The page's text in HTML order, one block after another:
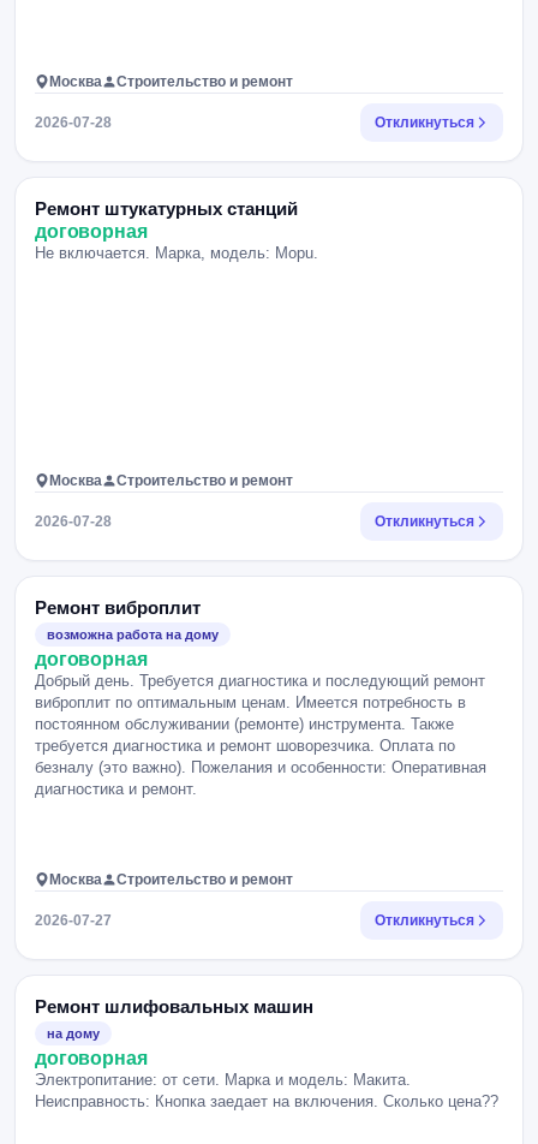
Москва Строительство и ремонт
2026-07-28 Откликнуться
Ремонт штукатурных станций
договорная
Не включается. Марка, модель: Mopu.
Москва Строительство и ремонт
2026-07-28 Откликнуться
Ремонт виброплит
возможна работа на дому
договорная
Добрый день. Требуется диагностика и последующий ремонт
виброплит по оптимальным ценам. Имеется потребность в
постоянном обслуживании (ремонте) инструмента. Также
требуется диагностика и ремонт шоворезчика. Оплата по
безналу (это важно). Пожелания и особенности: Оперативная
диагностика и ремонт.
Москва Строительство и ремонт
2026-07-27 Откликнуться
Ремонт шлифовальных машин
на дому
договорная
Электропитание: от сети. Марка и модель: Макита.
Неисправность: Кнопка заедает на включения. Сколько цена??